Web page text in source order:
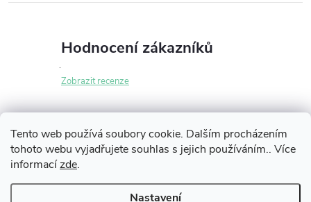
Tento web používá soubory cookie. Dalším procházením
tohoto webu vyjadřujete souhlas s jejich používáním.. Více
informacízde.
Nastavení
Hodnocení zákazníků
Zobrazit recenze
Z